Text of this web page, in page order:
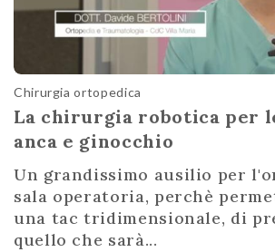
Chirurgia ortopedica
La chirurgia robotica per
anca e ginocchio
Un grandissimo ausilio per
sala operatoria, perchè
una tac tridimensionale, di
quello che sarà...